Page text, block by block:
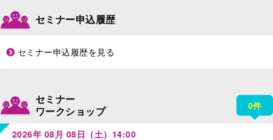
セミナー申込履歴
セミナー申込履歴を見る
セミナー
ワークショップ
0件
2026年 08月 08日（土）14:00